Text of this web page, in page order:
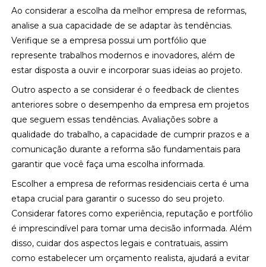
Ao considerar a escolha da melhor empresa de reformas,
analise a sua capacidade de se adaptar às tendências.
Verifique se a empresa possui um portfólio que
represente trabalhos modernos e inovadores, além de
estar disposta a ouvir e incorporar suas ideias ao projeto.
Outro aspecto a se considerar é o feedback de clientes
anteriores sobre o desempenho da empresa em projetos
que seguem essas tendências. Avaliações sobre a
qualidade do trabalho, a capacidade de cumprir prazos e a
comunicação durante a reforma são fundamentais para
garantir que você faça uma escolha informada.
Escolher a empresa de reformas residenciais certa é uma
etapa crucial para garantir o sucesso do seu projeto.
Considerar fatores como experiência, reputação e portfólio
é imprescindível para tomar uma decisão informada. Além
disso, cuidar dos aspectos legais e contratuais, assim
como estabelecer um orçamento realista, ajudará a evitar